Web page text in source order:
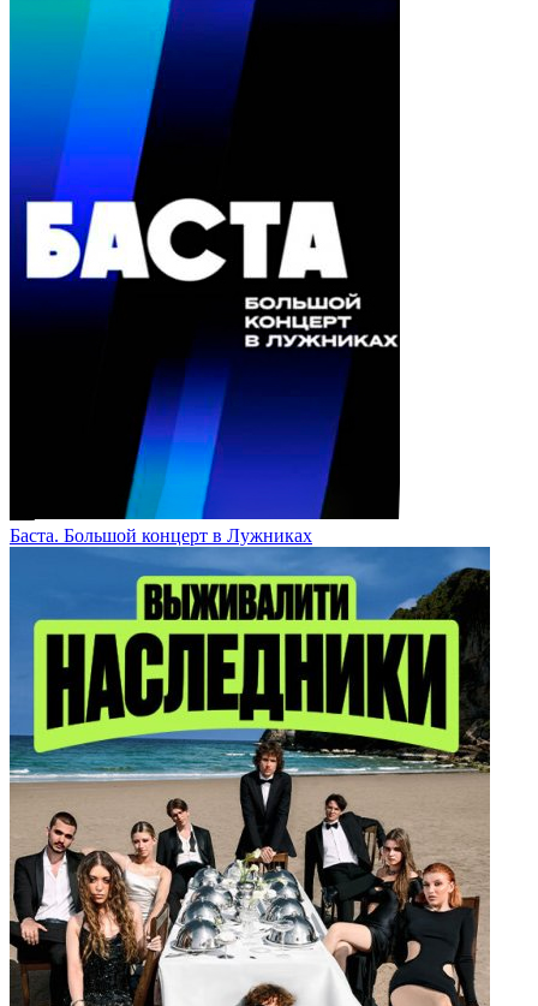
Баста. Большой концерт в Лужниках